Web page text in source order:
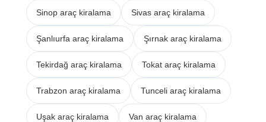
Sinop araç kiralama Sivas araç kiralama
Şanlıurfa araç kiralama Şırnak araç kiralama
Tekirdağ araç kiralama Tokat araç kiralama
Trabzon araç kiralama Tunceli araç kiralama
Uşak araç kiralama Van araç kiralama